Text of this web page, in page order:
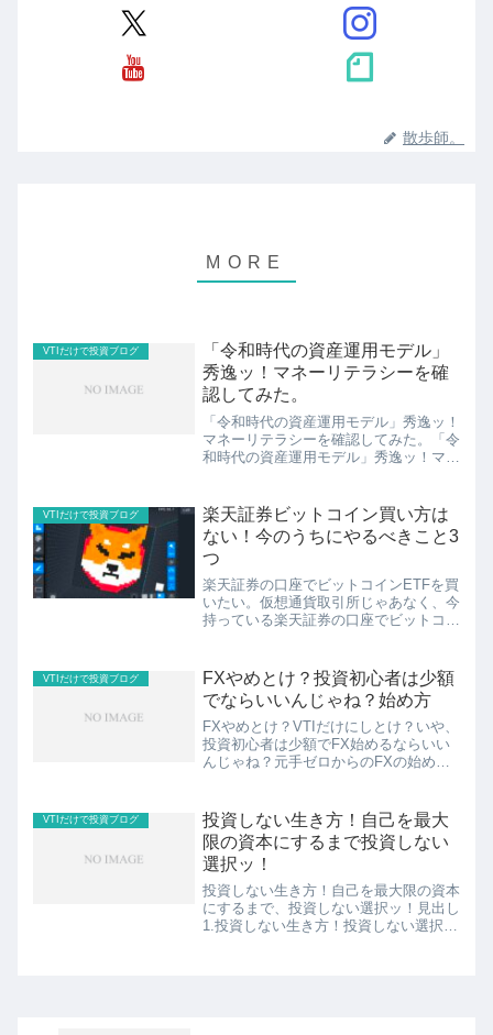
散歩師。
VTIだけで投資ブログ
「令和時代の資産運用モデル」
秀逸ッ！マネーリテラシーを確
認してみた。
「令和時代の資産運用モデル」秀逸ッ！
マネーリテラシーを確認してみた。「令
和時代の資産運用モデル」秀逸ッ！マネ
は？2.ぼくはお金を使う力が最強でした
よ。3.ぼくが既にや...
VTIだけで投資ブログ
楽天証券ビットコイン買い方は
ない！今のうちにやるべきこと3
つ
楽天証券の口座でビットコインETFを買
いたい。仮想通貨取引所じゃあなく、今
持っている楽天証券の口座でビットコイ
ETFなら興味がある。こんなご要望にお
答えします。結論、残...
VTIだけで投資ブログ
FXやめとけ？投資初心者は少額
でならいいんじゃね？始め方
FXやめとけ？VTIだけにしとけ？いや、
投資初心者は少額でFX始めるならいい
んじゃね？元手ゼロからのFXの始め方
2.FXやめとけ？VTIだけにしとけ？投資
初心者は少額でな...
VTIだけで投資ブログ
投資しない生き方！自己を最大
限の資本にするまで投資しない
選択ッ！
投資しない生き方！自己を最大限の資本
にするまで、投資しない選択ッ！見出し
1.投資しない生き方！投資しない選択